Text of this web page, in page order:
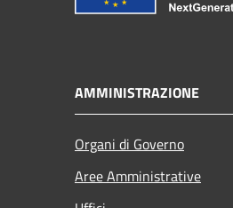
AMMINISTRAZIONE
Organi di Governo
Aree Amministrative